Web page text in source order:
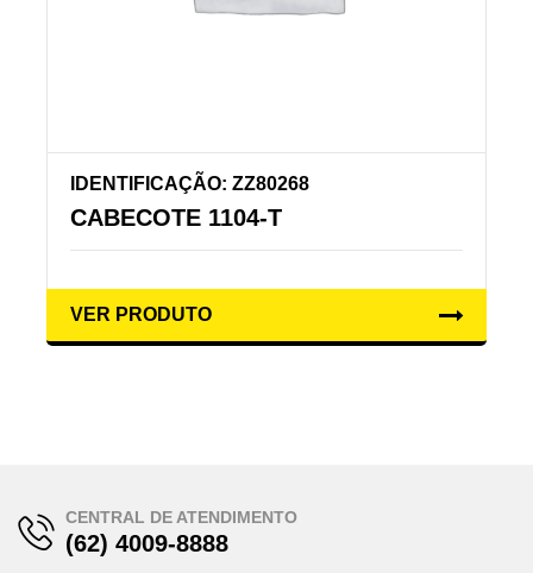
IDENTIFICAÇÃO: ZZ80268
CABECOTE 1104-T
VER PRODUTO
CENTRAL DE ATENDIMENTO
(62) 4009-8888